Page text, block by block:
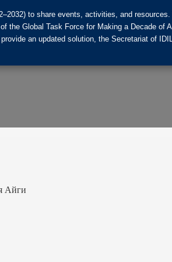
Айги
to share events, activities, and
Global Task Force for Making a Decade of
an updated solution, the Secretariat of